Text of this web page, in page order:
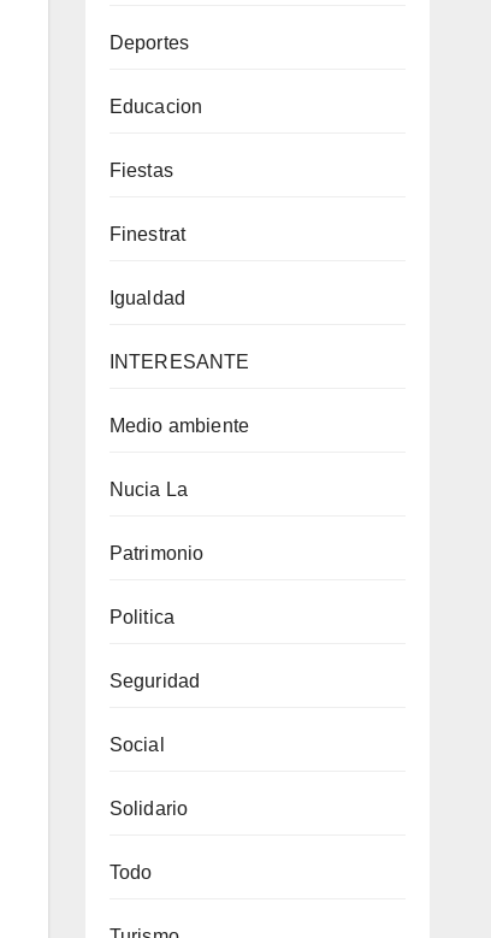
Deportes
Educacion
Fiestas
Finestrat
Igualdad
INTERESANTE
Medio ambiente
Nucia La
Patrimonio
Politica
Seguridad
Social
Solidario
Todo